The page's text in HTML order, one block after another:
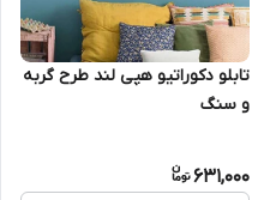
تابلو دکوراتیو هپی لند طرح گربه
و سنگ
631,000